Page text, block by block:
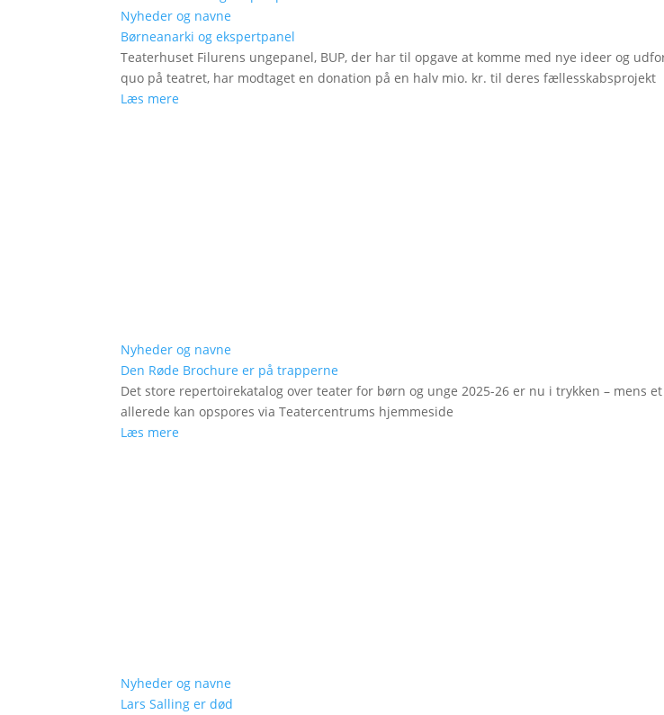
Nyheder og navne
Børneanarki og ekspertpanel
Teaterhuset Filurens ungepanel, BUP, der har til opgave at komme med nye ideer og
quo på teatret, har modtaget en donation på en halv mio. kr. til deres fællesskabsprojekt
Læs mere
Nyheder og navne
Den Røde Brochure er på trapperne
Det store repertoirekatalog over teater for børn og unge 2025-26 er nu i trykken – mens
allerede kan opspores via Teatercentrums hjemmeside
Læs mere
Nyheder og navne
Lars Salling er død